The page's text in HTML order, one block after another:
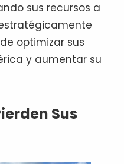
sus recursos a
optimizar sus
y aumentar su
Sus